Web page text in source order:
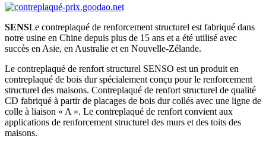
SENSLe contreplaqué de renforcement structurel est fabriqué dans
notre usine en Chine depuis plus de 15 ans et a été utilisé avec
succès en Asie, en Australie et en Nouvelle-Zélande.
Le contreplaqué de renfort structurel SENSO est un produit en
contreplaqué de bois dur spécialement conçu pour le renforcement
structurel des maisons. Contreplaqué de renfort structurel de qualité
CD fabriqué à partir de placages de bois dur collés avec une ligne de
colle à liaison « A ». Le contreplaqué de renfort convient aux
applications de renforcement structurel des murs et des toits des
maisons.